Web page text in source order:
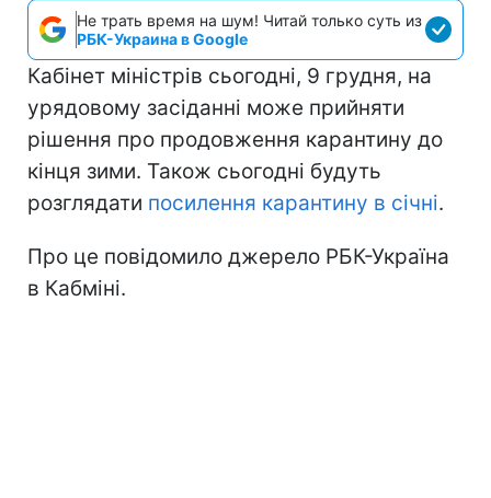
Не трать время на шум! Читай только суть из
РБК-Украина в Google
Кабінет міністрів сьогодні, 9 грудня, на
урядовому засіданні може прийняти
рішення про продовження карантину до
кінця зими. Також сьогодні будуть
розглядати посилення карантину в січні.
Про це повідомило джерело РБК-Україна
в Кабміні.